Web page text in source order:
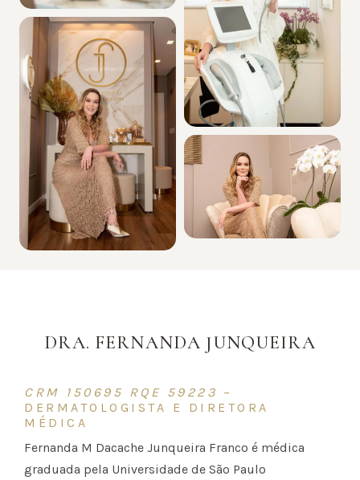
DRA. FERNANDA JUNQUEIRA
CRM 150695 RQE 59223 –
DERMATOLOGISTA E DIRETORA
MÉDICA
Fernanda M Dacache Junqueira Franco é médica
graduada pela Universidade de São Paulo